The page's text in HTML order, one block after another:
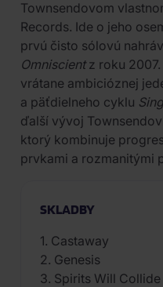
Townsendovom
Records. Ide o jeho
prvú čisto sólovú
Omniscientz roku 2007.
vrátane ambicióznej
a päťdielneho cyklu
ďalší vývoj
ktorý kombinuje
prvkami a rozmanitými
SKLADBY
1. Castaway
2. Genesis
3. Spirits Will Collide